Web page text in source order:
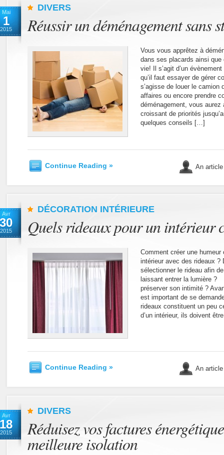
Mai
1
2015
DIVERS
Réussir un déménagement sans
Vous vous apprêtez à
dans ses placards ainsi que
vie! Il s’agit d’un
qu’il faut essayer de gérer
s’agisse de louer le camion
affaires ou encore prendre
déménagement, vous aurez
croissant de priorités
quelques conseils […]
Continue Reading » An
Avr
30
2015
DÉCORATION INTÉRIEURE
Quels rideaux pour un intérieur
Comment créer une
intérieur avec des rideaux ?
sélectionner le rideau afin
laissant entrer la lumière
préserver son intimité ?
est important de se
rideaux constituent un peu
d’un intérieur, ils doivent
Continue Reading » An
Avr
18
2015
DIVERS
Réduisez vos factures
meilleure isolation